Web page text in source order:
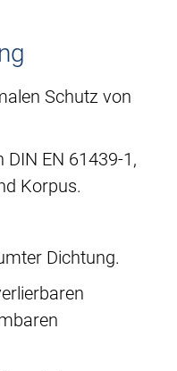
Schutz von
EN 61439-1,
Korpus.
Dichtung.